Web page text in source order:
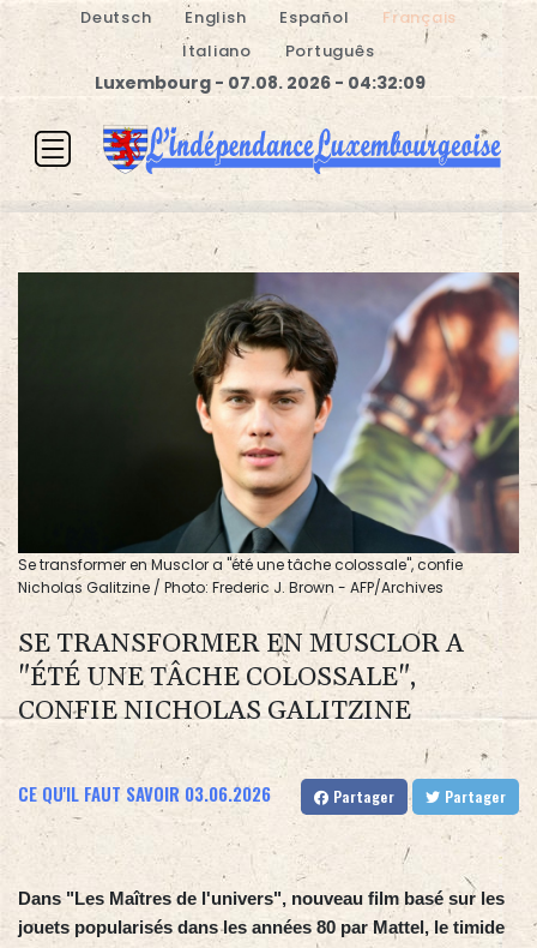
Deutsch English Español
Français
Italiano
Português
Luxembourg - 07.08. 2026 - 04:32:10
Se transformer en Musclor a "été une tâche colossale", confie
Nicholas Galitzine / Photo: Frederic J. Brown - AFP/Archives
SE TRANSFORMER EN MUSCLOR A
"ÉTÉ UNE TÂCHE COLOSSALE",
CONFIE NICHOLAS GALITZINE
CE QU'IL FAUT SAVOIR 03.06.2026 Partager Partager
Dans "Les Maîtres de l'univers", nouveau film basé sur les
jouets popularisés dans les années 80 par Mattel, le timide